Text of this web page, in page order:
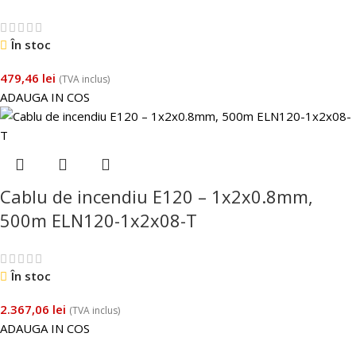
În stoc
479,46 lei (TVA inclus)
ADAUGA IN COS
Cablu de incendiu E120 – 1x2x0.8mm,
500m ELN120-1x2x08-T
În stoc
2.367,06 lei (TVA inclus)
ADAUGA IN COS